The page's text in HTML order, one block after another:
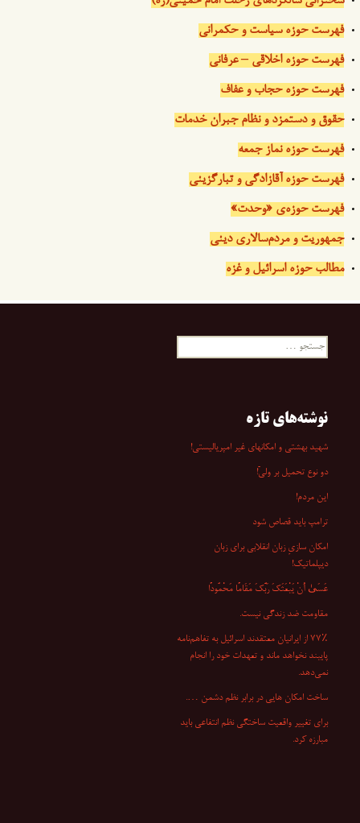
فهرست حوزه سیاست و حکمرانی
فهرست حوزه اخلاقی – عرفانی
فهرست حوزه حجاب و عفاف
حقوق و دستمزد و نظام جبران خدمات
فهرست حوزه نماز جمعه
فهرست حوزه آقازادگی و تبارگزینی
فهرست حوزه‌ی «وحدت»
جمهوریت و مردم‌سالاری دینی
مطالب حوزه اسرائیل و غزه
جستجو
نوشته‌های تازه
شهید بهشتی و امکانهای غیر امپریالیستی!
دو نوع تحمیل بر ولیّ!
این مردم!
ترامپ باید قصاص شود
امکان سازیِ زبان انقلابی برای زبان
دیپلماتیک!
عَسَىٰ أَنْ یَبْعَثَکَ رَبُّکَ مَقَامًا مَحْمُودًا
مقاومت ضد زندگی نیست.
۷۷٪ از ایرانیان معتقدند اسرائیل به تفاهم‌نامه
پایبند نخواهد ماند و تعهدات خود را انجام
نمی‌دهد.
ساخت امکان هایی در برابر نظم دشمن ….
برای تغییر واقعیت ساختگی نظم انتفاعی باید
مبارزه کرد.